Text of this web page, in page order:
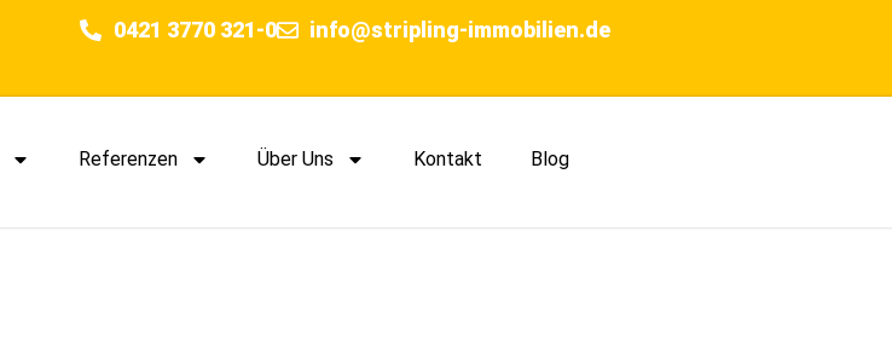
0421 3770 321-0 info@stripling-immobilien.de
Referenzen Über Uns Kontakt Blog